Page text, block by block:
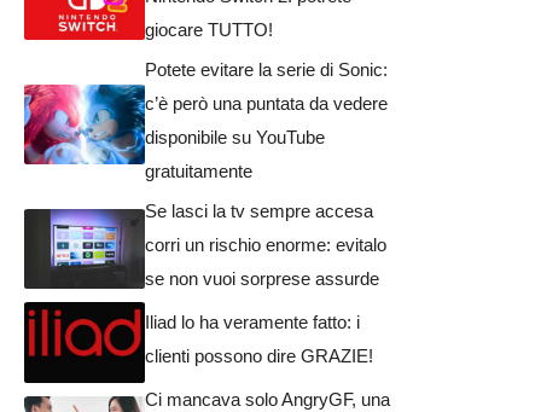
giocare TUTTO!
Potete evitare la serie di Sonic:
c’è però una puntata da vedere
disponibile su YouTube
gratuitamente
Se lasci la tv sempre accesa
corri un rischio enorme: evitalo
se non vuoi sorprese assurde
Iliad lo ha veramente fatto: i
clienti possono dire GRAZIE!
Ci mancava solo AngryGF, una